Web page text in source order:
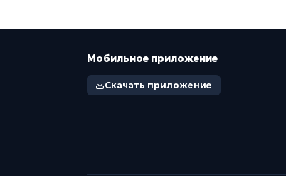
Мобильное приложение
Скачать приложение